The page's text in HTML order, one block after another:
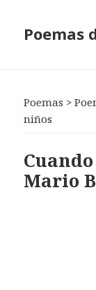
Poemas
Poemas >
niños
Mario